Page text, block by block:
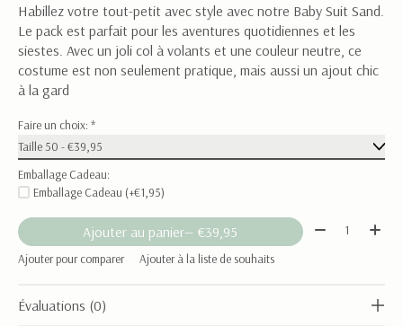
Habillez votre tout-petit avec style avec notre Baby Suit Sand.
Le pack est parfait pour les aventures quotidiennes et les
siestes. Avec un joli col à volants et une couleur neutre, ce
costume est non seulement pratique, mais aussi un ajout chic
à la gard
Faire un choix: *
Emballage Cadeau:
Emballage Cadeau (+€1,95)
Ajouter au panier — €39,95 Quantité:
Ajouter pour comparer Ajouter à la liste de souhaits
Évaluations (0)